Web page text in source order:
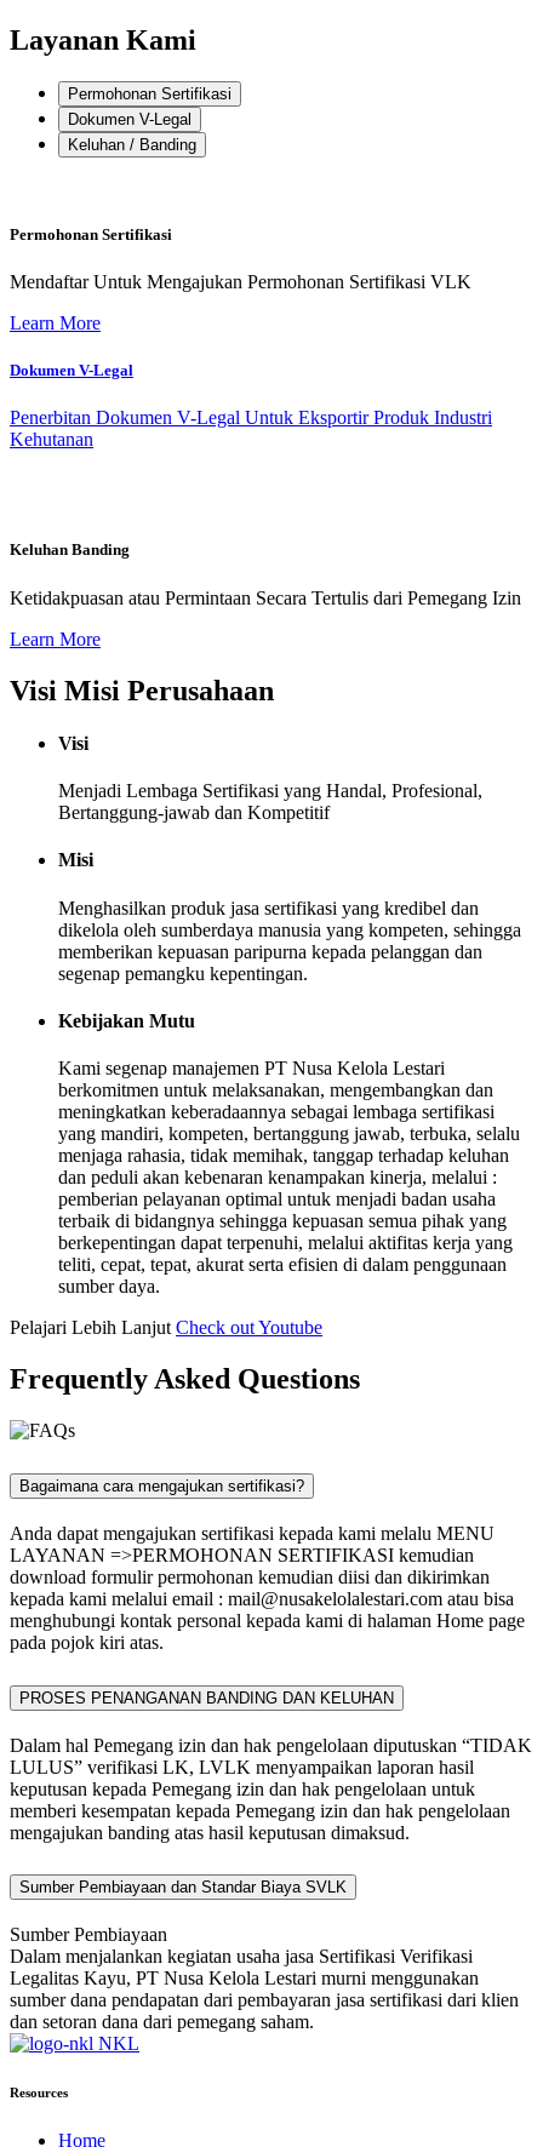
Layanan Kami
Permohonan Sertifikasi
Dokumen V-Legal
Keluhan / Banding
Permohonan Sertifikasi
Mendaftar Untuk Mengajukan Permohonan Sertifikasi VLK
Learn More
Dokumen V-Legal
Penerbitan Dokumen V-Legal Untuk Eksportir Produk Industri
Kehutanan
Keluhan Banding
Ketidakpuasan atau Permintaan Secara Tertulis dari Pemegang Izin
Learn More
Visi Misi Perusahaan
Visi
Menjadi Lembaga Sertifikasi yang Handal, Profesional,
Bertanggung-jawab dan Kompetitif
Misi
Menghasilkan produk jasa sertifikasi yang kredibel dan
dikelola oleh sumberdaya manusia yang kompeten, sehingga
memberikan kepuasan paripurna kepada pelanggan dan
segenap pemangku kepentingan.
Kebijakan Mutu
Kami segenap manajemen PT Nusa Kelola Lestari
berkomitmen untuk melaksanakan, mengembangkan dan
meningkatkan keberadaannya sebagai lembaga sertifikasi
yang mandiri, kompeten, bertanggung jawab, terbuka, selalu
menjaga rahasia, tidak memihak, tanggap terhadap keluhan
dan peduli akan kebenaran kenampakan kinerja, melalui :
pemberian pelayanan optimal untuk menjadi badan usaha
terbaik di bidangnya sehingga kepuasan semua pihak yang
berkepentingan dapat terpenuhi, melalui aktifitas kerja yang
teliti, cepat, tepat, akurat serta efisien di dalam penggunaan
sumber daya.
Pelajari Lebih Lanjut Check out Youtube
Frequently Asked Questions
Bagaimana cara mengajukan sertifikasi?
Anda dapat mengajukan sertifikasi kepada kami melalu MENU
LAYANAN =>PERMOHONAN SERTIFIKASI kemudian
download formulir permohonan kemudian diisi dan dikirimkan
kepada kami melalui email : mail@nusakelolalestari.com atau bisa
menghubungi kontak personal kepada kami di halaman Home page
pada pojok kiri atas.
PROSES PENANGANAN BANDING DAN KELUHAN
Dalam hal Pemegang izin dan hak pengelolaan diputuskan “TIDAK
LULUS” verifikasi LK, LVLK menyampaikan laporan hasil
keputusan kepada Pemegang izin dan hak pengelolaan untuk
memberi kesempatan kepada Pemegang izin dan hak pengelolaan
mengajukan banding atas hasil keputusan dimaksud.
Sumber Pembiayaan dan Standar Biaya SVLK
Sumber Pembiayaan
Dalam menjalankan kegiatan usaha jasa Sertifikasi Verifikasi
Legalitas Kayu, PT Nusa Kelola Lestari murni menggunakan
sumber dana pendapatan dari pembayaran jasa sertifikasi dari klien
dan setoran dana dari pemegang saham.
NKL
Resources
Home